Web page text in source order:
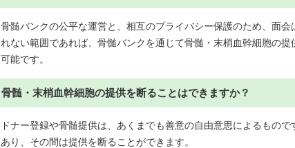
骨髄バンクの公平な運営と、相互のプライバシー保護のため、面
れない範囲であれば、骨髄バンクを通じて骨髄・末梢血幹細胞の
可能です。
骨髄・末梢血幹細胞の提供を断ることはできますか？
ドナー登録や骨髄提供は、あくまでも善意の自由意思によるもの
あり、その間は提供を断ることができます。